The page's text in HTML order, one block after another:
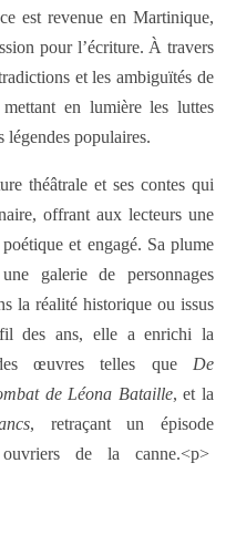
est revenue en Martinique,
pour l’écriture. À travers
et les ambiguïtés de
en lumière les luttes
légendes populaires.
théâtrale et ses contes qui
offrant aux lecteurs une
et engagé. Sa plume
galerie de personnages
la réalité historique ou issus
des ans, elle a enrichi la
œuvres telles que De
de Léona Bataille, et la
, retraçant un épisode
de la canne.<p>